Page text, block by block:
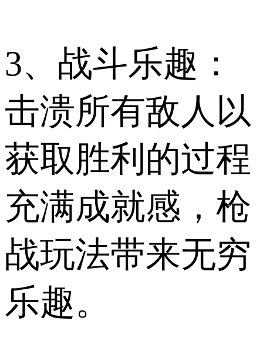
3、战斗乐趣：
击溃所有敌人以
获取胜利的过程
充满成就感，枪
战玩法带来无穷
乐趣。